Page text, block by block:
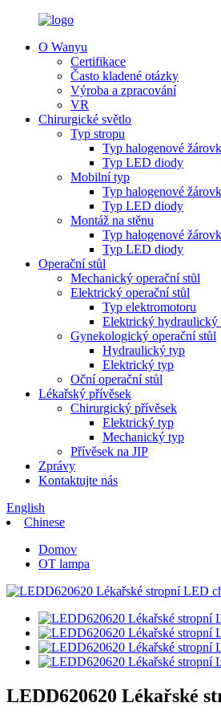
O Wanyu
Certifikace
Často kladené otázky
Výroba a zpracování
VR
Chirurgické světlo
Typ stropu
Typ halogenové
Typ LED diody
Mobilní typ
Typ halogenové
Typ LED diody
Montáž na stěnu
Typ halogenové
Typ LED diody
Operační stůl
Mechanický operační stůl
Elektrický operační stůl
Typ elektromotoru
Elektrický hydraulický
Gynekologický operační stůl
Hydraulický typ
Elektrický typ
Oční operační stůl
Lékařský přívěsek
Chirurgický přívěsek
Elektrický typ
Mechanický typ
Přívěsek na JIP
Zprávy
Kontaktujte nás
English
Chinese
Domov
OT lampa
LEDD620620 Lékařské